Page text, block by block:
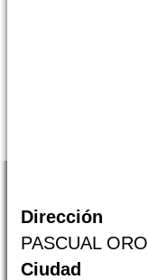
Dirección
PASCUAL
Ciudad